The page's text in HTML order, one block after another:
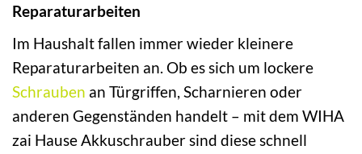
Reparaturarbeiten
Im Haushalt fallen immer wieder kleinere
Reparaturarbeiten an. Ob es sich um lockere
Schrauben an Türgriffen, Scharnieren oder
anderen Gegenständen handelt – mit dem WIHA
zai Hause Akkuschrauber sind diese schnell